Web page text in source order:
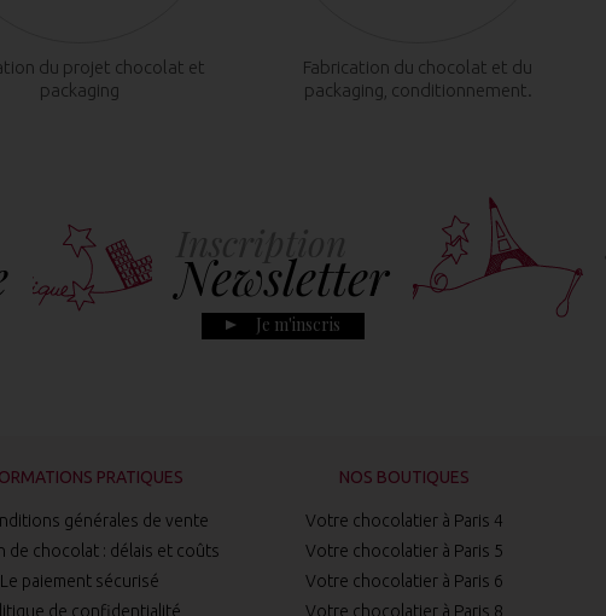
du projet chocolat et
packaging
Fabrication du chocolat et du
packaging, conditionnement.
Newsletter
Je m'inscris
PRATIQUES
générales de vente
de chocolat : délais et coûts
Le paiement sécurisé
de confidentialité
NOS BOUTIQUES
Votre chocolatier à Paris 4
Votre chocolatier à Paris 5
Votre chocolatier à Paris 6
Votre chocolatier à Paris 8